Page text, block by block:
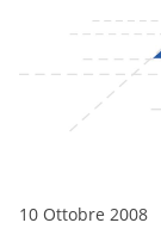
10 Ottobre 2008